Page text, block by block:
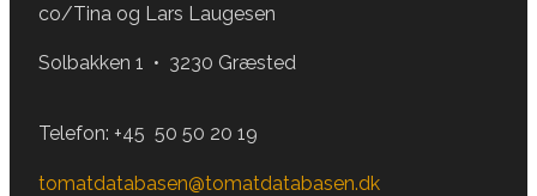
co/Tina og Lars Laugesen
Solbakken 1 • 3230 Græsted
Telefon: +45 50 50 20 19
tomatdatabasen@tomatdatabasen.dk